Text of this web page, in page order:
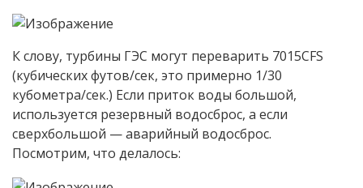
К слову, турбины ГЭС могут переварить 7015CFS
(кубических футов/сек, это примерно 1/30
кубометра/сек.) Если приток воды большой,
используется резервный водосброс, а если
сверхбольшой — аварийный водосброс.
Посмотрим, что делалось: